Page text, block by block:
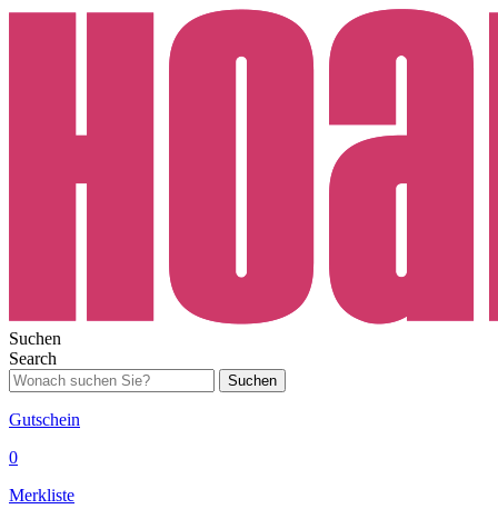
Suchen
Search
Suchen
Gutschein
0
Merkliste